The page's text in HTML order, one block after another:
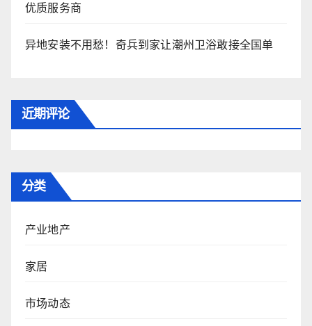
优质服务商
异地安装不用愁！奇兵到家让潮州卫浴敢接全国单
近期评论
分类
产业地产
家居
市场动态